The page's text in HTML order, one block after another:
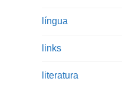
língua
links
literatura